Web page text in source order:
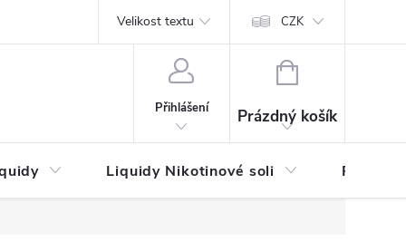
Reklamační řád Vrácení zboží a reklamace
Velikost textu CZK
Přihlášení
NÁKUPNÍ
Prázdný košík
Liquidy Nikotinové soli